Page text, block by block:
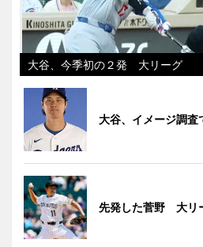
大谷、今季初の２発 大リーグ
大谷、イメージ調査
先発した菅野 大リ